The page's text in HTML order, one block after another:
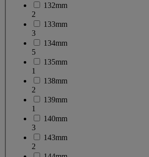
132mm
2
133mm
3
134mm
5
135mm
1
138mm
2
139mm
1
140mm
3
143mm
2